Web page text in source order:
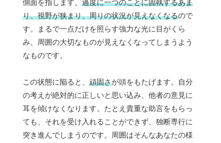
側面を指します。 過度に一つのことに固執するあま
り、視野が狭まり、周りの状況が見えなくなるので
す。まるで一点だけを照らす強力な光に目がくら
み、周囲の大切なものが見えなくなってしまうよう
なものです。
この状態に陥ると、 頑固さが頭をもたげます。自分
の考えが絶対的に正しいと思い込み、他者の意見に
耳を傾けなくなります。たとえ貴重な助言をもらっ
ても、それを受け入れることができず、独断専行に
突き進んでしまうのです。周囲はそんなあなたの様